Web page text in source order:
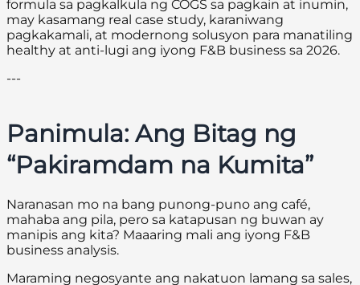
formula sa pagkalkula ng COGS sa pagkain at inumin,
may kasamang real case study, karaniwang
pagkakamali, at modernong solusyon para manatiling
healthy at anti-lugi ang iyong F&B business sa 2026.
---
Panimula: Ang Bitag ng
“Pakiramdam na Kumita”
Naranasan mo na bang punong-puno ang café,
mahaba ang pila, pero sa katapusan ng buwan ay
manipis ang kita? Maaaring mali ang iyong F&B
business analysis.
Maraming negosyante ang nakatuon lamang sa sales,